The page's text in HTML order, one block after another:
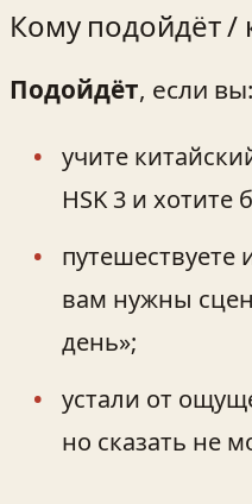
Кому подойдёт /
Подойдёт, если вы:
учите
HSK 3 и
путешествуете
вам нужны
день»;
устали от
но сказать не